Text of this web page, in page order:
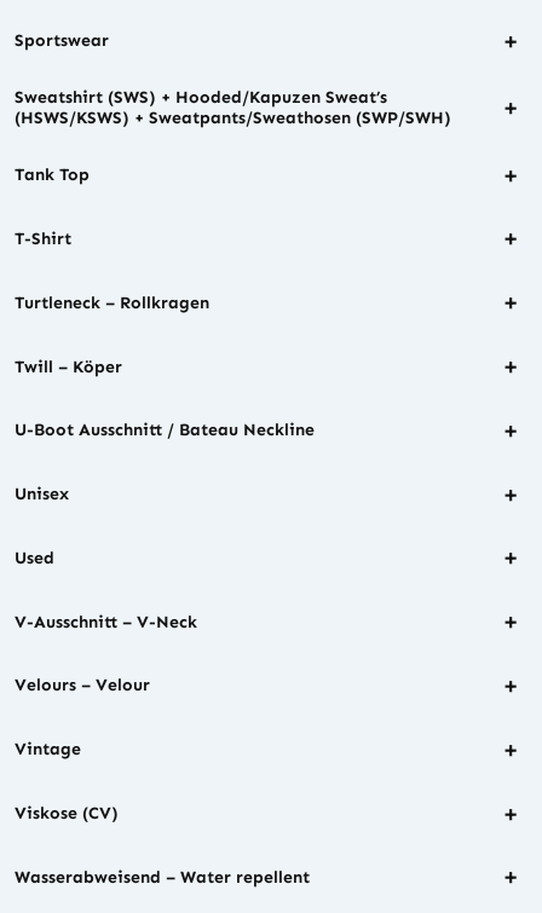
Sportswear +
Sweatshirt (SWS) + Hooded/Kapuzen Sweat’s
(HSWS/KSWS) + Sweatpants/Sweathosen (SWP/SWH)
+
Tank Top +
T-Shirt +
Turtleneck – Rollkragen +
Twill – Köper +
U-Boot Ausschnitt / Bateau Neckline +
Unisex +
Used +
V-Ausschnitt – V-Neck +
Velours – Velour +
Vintage +
Viskose (CV) +
Wasserabweisend – Water repellent +